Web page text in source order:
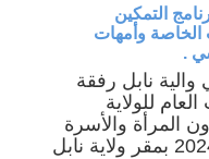
التمكين
الخاصة وأمهات
.
نابل رفقة
للولاية
المرأة والأسرة
صباح يوم الجمعة 20 سبتمبر 2024 بمقر ولاية نابل